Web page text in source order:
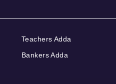
Teachers Adda
Bankers Adda